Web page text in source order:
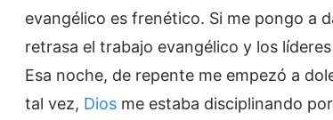
evangélico es frenético. Si me pongo a
retrasa el trabajo evangélico y los
Esa noche, de repente me empezó a
tal vez, Dios me estaba disciplinando